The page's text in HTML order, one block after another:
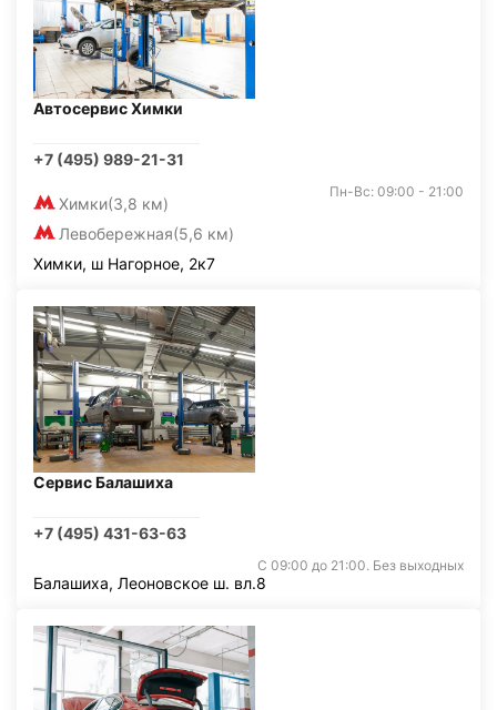
Автосервис Химки
+7 (495) 989-21-31
Химки(3,8 км)
Левобережная(5,6 км)
Пн-Вс: 09:00 - 21:00
Химки, ш Нагорное, 2к7
Сервис Балашиха
+7 (495) 431-63-63
С 09:00 до 21:00. Без выходных
Балашиха, Леоновское ш. вл.8